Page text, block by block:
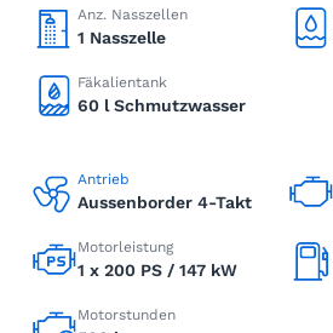
Anz. Nasszellen
1 Nasszelle
Fäkalientank
60 l Schmutzwasser
Antrieb
Aussenborder 4-Takt
Motorleistung
1 x 200 PS / 147 kW
Motorstunden